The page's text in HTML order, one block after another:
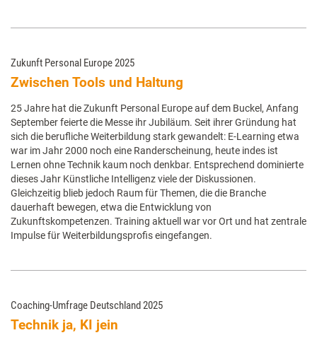
Zukunft Personal Europe 2025
Zwischen Tools und Haltung
25 Jahre hat die Zukunft Personal Europe auf dem Buckel, Anfang
September feierte die Messe ihr Jubiläum. Seit ihrer Gründung hat
sich die berufliche Weiterbildung stark gewandelt: E-Learning etwa
war im Jahr 2000 noch eine Randerscheinung, heute indes ist
Lernen ohne Technik kaum noch denkbar. Entsprechend dominierte
dieses Jahr Künstliche Intelligenz viele der Diskussionen.
Gleichzeitig blieb jedoch Raum für Themen, die die Branche
dauerhaft bewegen, etwa die Entwicklung von
Zukunftskompetenzen. Training aktuell war vor Ort und hat zentrale
Impulse für Weiterbildungsprofis eingefangen.
Coaching-Umfrage Deutschland 2025
Technik ja, KI jein